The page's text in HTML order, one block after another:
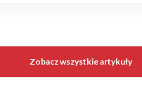
Zobacz wszystkie artykuły